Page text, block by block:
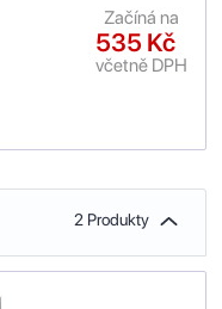
535 Kč
včetně DPH
Začíná na
2 Produkty